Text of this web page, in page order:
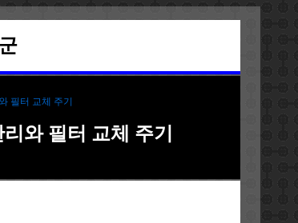
필터 교체 주기
와 필터 교체 주기